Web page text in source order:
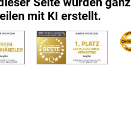
mit KI erstellt.